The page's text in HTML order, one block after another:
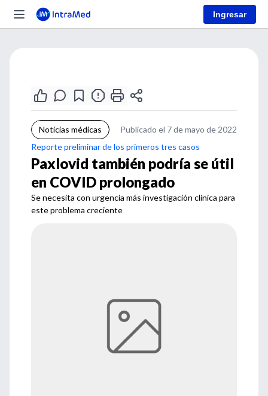
Ingresar
Noticias médicas
Publicado el 7 de mayo de 2022
Reporte preliminar de los primeros tres casos
Paxlovid también podría se útil
en COVID prolongado
Se necesita con urgencia más investigación clínica para
este problema creciente